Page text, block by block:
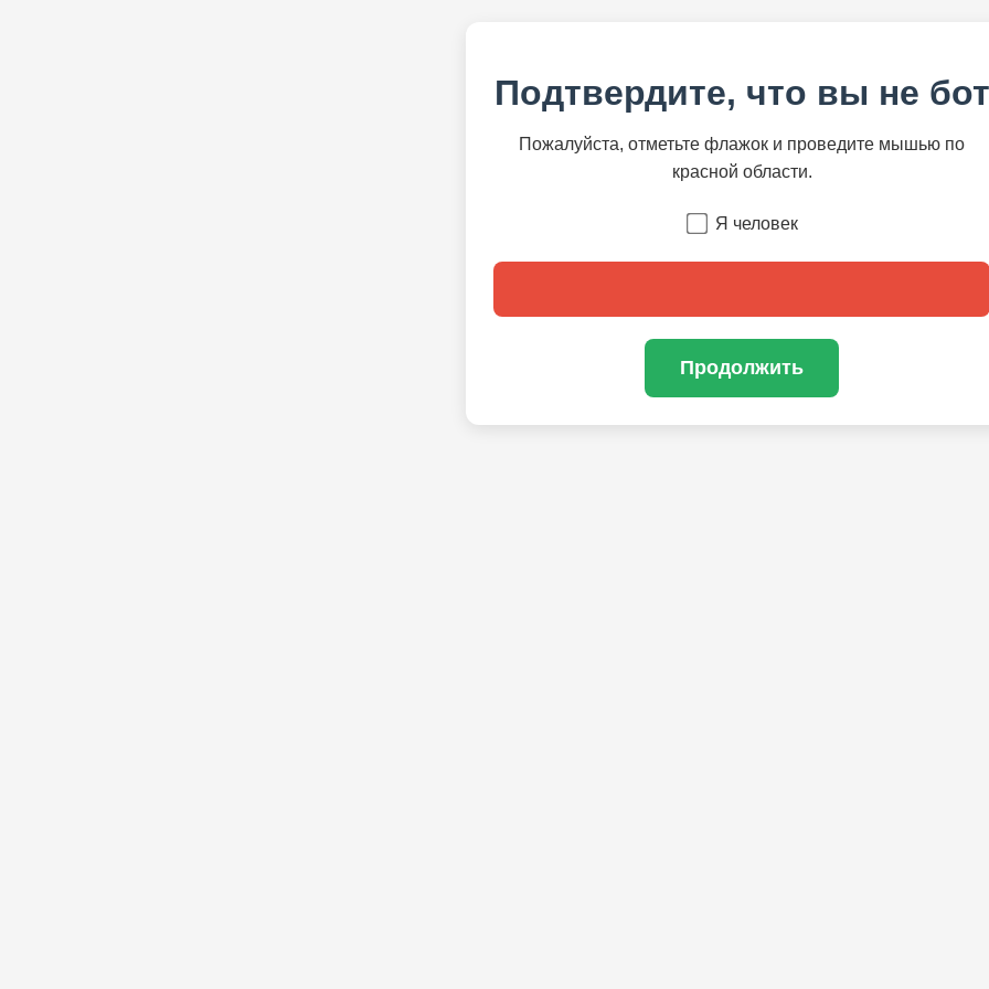
Подтвердите, что вы не бот
Пожалуйста, отметьте флажок и проведите мышью по
красной области.
Я человек
Продолжить